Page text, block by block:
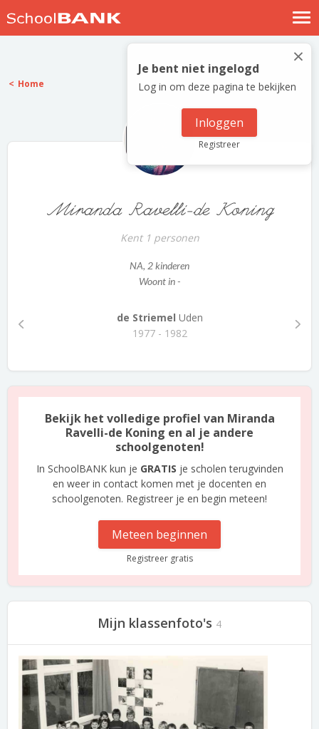
Nostalgische verhalen
Log in
Meld je gratis aan
×
Je bent niet ingelogd
Log in om deze pagina te bekijken
Inloggen
Registreer
Home
Miranda Ravelli-de Koning
Kent 1 personen
NA, 2 kinderen
Woont in -
de Striemel Uden
1977 - 1982
Bekijk het volledige profiel van Miranda
Ravelli-de Koning en al je andere
schoolgenoten!
In SchoolBANK kun je GRATIS je scholen terugvinden
en weer in contact komen met je docenten en
schoolgenoten. Registreer je en begin meteen!
Meteen beginnen
Registreer gratis
Mijn klassenfoto's 4